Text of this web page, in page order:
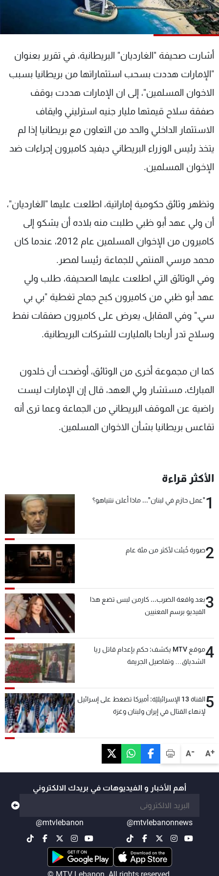
A+
A-
أشارت صحيفة "الغارديان" البريطانية، في تقرير بعنوان
"الإمارات هددت بسحب استثماراتها من بريطانيا بسبب
الاخوان المسلمين"، إلى ان الإمارات هددت بوقف
صفقة سلاح قيمتها مليار جنيه استرليني وايقاف
الاستثمار الداخلي والحد من التعاون مع بريطانيا إذا لم
يتخذ رئيس الوزراء البريطاني ديفيد كاميرون إجراءات ضد
الإخوان المسلمين.
وتظهر وثائق حكومية إماراتية، اطلعت عليها "الغارديان"،
أن ولي عهد أبو ظبي طلبت منه بلاده أن يشكو إلى
كاميرون من الإخوان المسلمين عام 2012، عندما كان
محمد مرسي المنتمي للجماعة رئيسا لمصر.
وفي الوثائق التي اطلعت عليها الصحيفة، طلب ولي
عهد أبو ظبي من كاميرون كبح جماح تغطية "بي بي
سي." وفي المقابل، يعرض على كاميرون صفقات نفط
وسلاح تدر أرباحا بالمليارت للشركات البريطانية.
كما ان مجموعة أخرى من الوثائق، أوضحت أن خلدون
المبارك، مستشار ولي العهد، قال إن الإمارات ليست
راضية عن الموقف البريطاني من الجماعة وعما ترى أنه
تقاعس بريطانيا بشأن الاخوان المسلمين.
الأكثر قراءة
1"عمل حازم في لبنان"... ماذا أعلن نتنياهو؟
2صورة خُبئت لأكثر من مئة عام
3بعد واقعة الضرب... كارمن لبس تضع هذا
الفيديو برسم المعنيين
4
موقع MTV يكشف: حكم بإعدام قاتل ريا
الشدياق… وتفاصيل الجريمة
5
القناة 13 الإسرائيليّة: أميركا تضغط على إسرائيل
لإنهاء القتال في إيران ولبنان وغزة
أهم الأخبار و الفيديوهات في بريدك الالكتروني
@mtvlebanonnews
@mtvlebanon
© MTV Lebanon. All rights reserved.
شاهد البرامج
الترددات
عن MTV
لاعلاناتكم
وظائف
شروط الإسـتخدام